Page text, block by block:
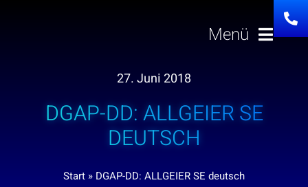
Menü
Lösungen
Über uns
Investor
27. Juni 2018
DGAP-DD: ALLGEIER SE
DEUTSCH
Start » DGAP-DD: ALLGEIER SE deutsch